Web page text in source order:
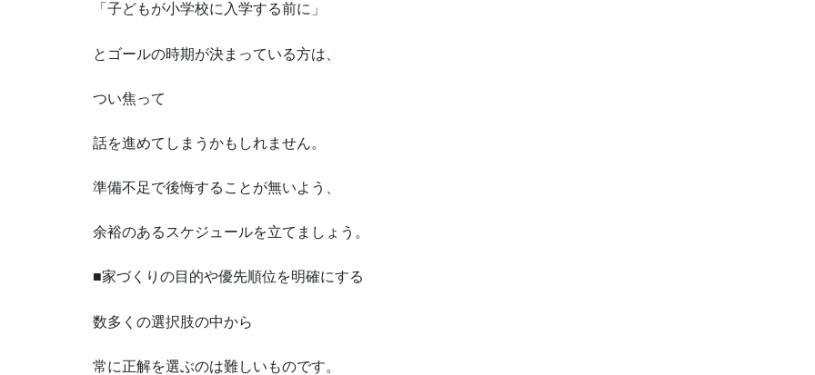
「子どもが小学校に入学する前に」
とゴールの時期が決まっている方は、
つい焦って
話を進めてしまうかもしれません。
準備不足で後悔することが無いよう、
余裕のあるスケジュールを立てましょう。
■家づくりの目的や優先順位を明確にする
数多くの選択肢の中から
常に正解を選ぶのは難しいものです。